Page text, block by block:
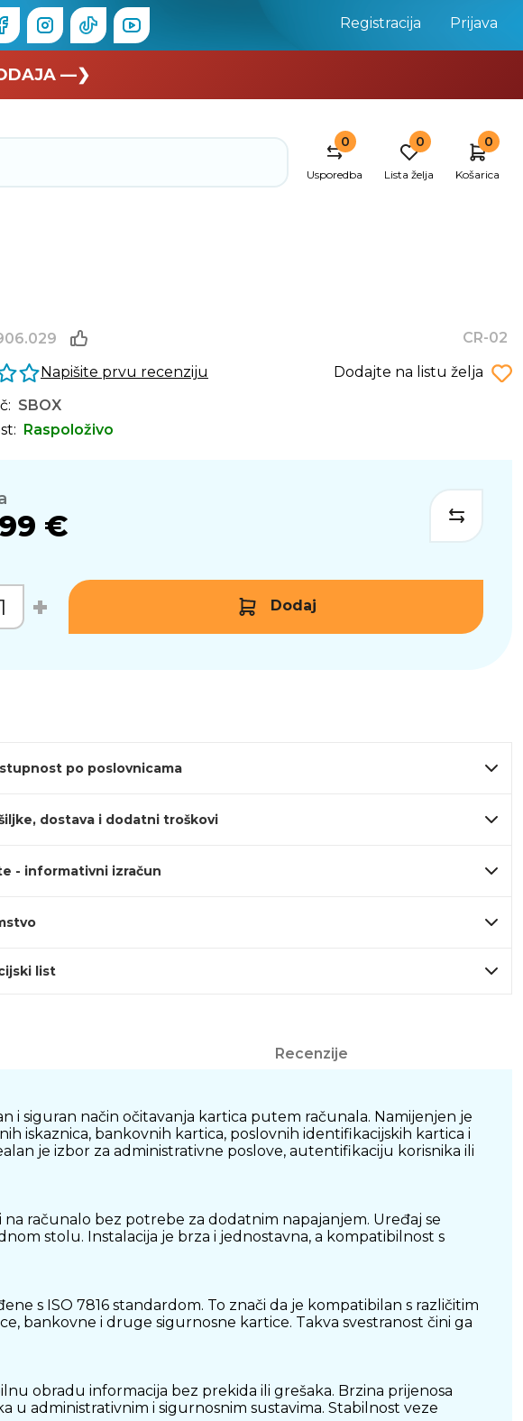
Registracija Prijava
—❯
0
Usporedba
0
Lista želja
0
Košarica
CR-02
Napišite prvu recenziju
Dodajte na listu želja
SBOX
Raspoloživo
€
Dodaj
po poslovnicama
dostava i dodatni troškovi
- informativni izračun
list
Recenzije
i siguran način očitavanja kartica putem računala. Namijenjen je
iskaznica, bankovnih kartica, poslovnih identifikacijskih kartica i
je izbor za administrativne poslove, autentifikaciju korisnika ili
računalo bez potrebe za dodatnim napajanjem. Uređaj se
stolu. Instalacija je brza i jednostavna, a kompatibilnost s
s ISO 7816 standardom. To znači da je kompatibilan s različitim
bankovne i druge sigurnosne kartice. Takva svestranost čini ga
obradu informacija bez prekida ili grešaka. Brzina prijenosa
administrativnim i sigurnosnim sustavima. Stabilnost veze